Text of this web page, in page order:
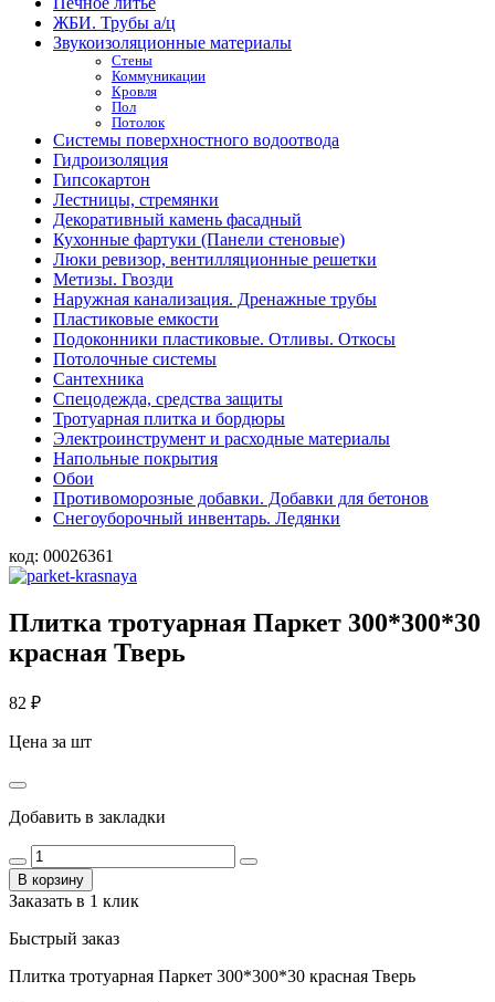
ЖБИ. Трубы а/ц
Звукоизоляционные материалы
Стены
Коммуникации
Кровля
Пол
Потолок
Системы поверхностного водоотвода
Гидроизоляция
Гипсокартон
Лестницы, стремянки
Декоративный камень фасадный
Кухонные фартуки (Панели стеновые)
Люки ревизор, вентилляционные решетки
Метизы. Гвозди
Наружная канализация. Дренажные трубы
Пластиковые емкости
Подоконники пластиковые. Отливы. Откосы
Потолочные системы
Сантехника
Спецодежда, средства защиты
Тротуарная плитка и бордюры
Электроинструмент и расходные материалы
Напольные покрытия
Обои
Противоморозные добавки. Добавки для бетонов
Снегоуборочный инвентарь. Ледянки
код: 00026361
Плитка тротуарная Паркет 300*300*30
красная Тверь
82 ₽
Цена за шт
Добавить в закладки
В корзину
Заказать в 1 клик
Быстрый заказ
Плитка тротуарная Паркет 300*300*30 красная Тверь